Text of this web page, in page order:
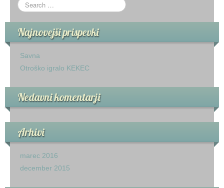
Najnovejši prispevki
Savna
Otroško igralo KEKEC
Nedavni komentarji
Arhivi
marec 2016
december 2015